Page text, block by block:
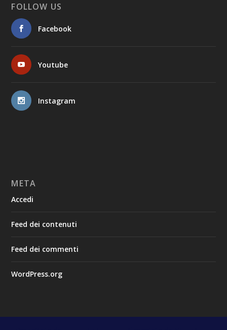
FOLLOW US
Facebook
Youtube
Instagram
META
Accedi
Feed dei contenuti
Feed dei commenti
WordPress.org